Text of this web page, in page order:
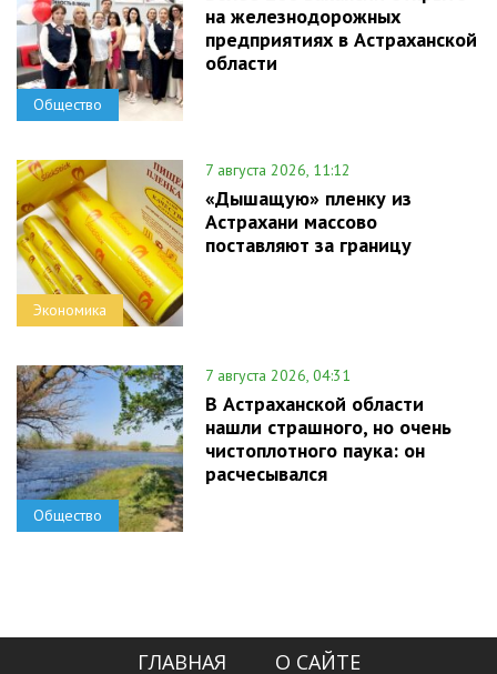
Общество
на железнодорожных
предприятиях в Астраханской
области
Экономика
7 августа 2026, 11:12
«Дышащую» пленку из
Астрахани массово
поставляют за границу
Общество
7 августа 2026, 04:31
В Астраханской области
нашли страшного, но очень
чистоплотного паука: он
расчесывался
ГЛАВНАЯ
О САЙТЕ